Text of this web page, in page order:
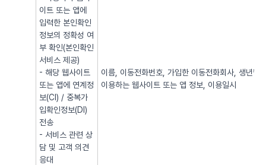
이트 또는 앱에
입력한 본인확인
정보의 정확성 여
부 확인(본인확인
서비스 제공)
- 해당 웹사이트
또는 앱에 연계정
보(CI) / 중복가
입확인정보(DI)
전송
- 서비스 관련 상
담 및 고객 의견
응대
이름, 이동전화번호, 가입한 이동전화회사, 생년
이용하는 웹사이트 또는 앱 정보, 이용일시